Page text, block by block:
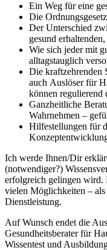
Ein Weg für eine
Die
Der Unterschied
gesund
Wie sich jeder mit
alltagstauglich
Die kraftzehrenden
auch Auslöser für
können regulierend
Ganzheitliche
Wahrnehmen –
Hilfestellungen für
Ich werde Ihnen/Dir
(notwendiger?)
erfolgreich gelingen wird.
vielen Möglichkeiten – als
Dienstleistung.
Auf Wunsch endet die
Gesundheitsberater für
Wissentest und